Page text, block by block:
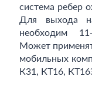
система ребер
Для выхода
необходим 11-
Может
мобильных
К31, КТ16,